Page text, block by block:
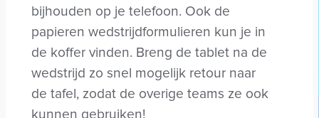
bijhouden op je telefoon. Ook de
papieren wedstrijdformulieren kun je in
de koffer vinden. Breng de tablet na de
wedstrijd zo snel mogelijk retour naar
de tafel, zodat de overige teams ze ook
kunnen gebruiken!